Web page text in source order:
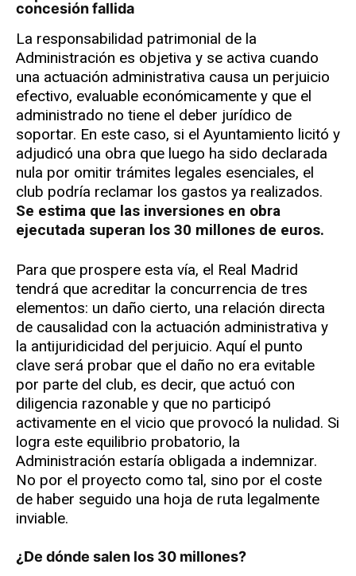
concesión fallida
La responsabilidad patrimonial de la
Administración es objetiva y se activa cuando
una actuación administrativa causa un perjuicio
efectivo, evaluable económicamente y que el
administrado no tiene el deber jurídico de
soportar. En este caso, si el Ayuntamiento licitó y
adjudicó una obra que luego ha sido declarada
nula por omitir trámites legales esenciales, el
club podría reclamar los gastos ya realizados.
Se estima que las inversiones en obra
ejecutada superan los 30 millones de euros.
Para que prospere esta vía, el Real Madrid
tendrá que acreditar la concurrencia de tres
elementos: un daño cierto, una relación directa
de causalidad con la actuación administrativa y
la antijuridicidad del perjuicio. Aquí el punto
clave será probar que el daño no era evitable
por parte del club, es decir, que actuó con
diligencia razonable y que no participó
activamente en el vicio que provocó la nulidad. Si
logra este equilibrio probatorio, la
Administración estaría obligada a indemnizar.
No por el proyecto como tal, sino por el coste
de haber seguido una hoja de ruta legalmente
inviable.
¿De dónde salen los 30 millones?